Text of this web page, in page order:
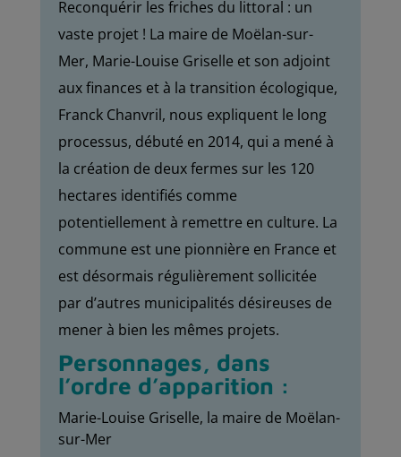
Reconquérir les friches du littoral : un
vaste projet ! La maire de Moëlan-sur-
Mer, Marie-Louise Griselle et son adjoint
aux finances et à la transition écologique,
Franck Chanvril, nous expliquent le long
processus, débuté en 2014, qui a mené à
la création de deux fermes sur les 120
hectares identifiés comme
potentiellement à remettre en culture. La
commune est une pionnière en France et
est désormais régulièrement sollicitée
par d’autres municipalités désireuses de
mener à bien les mêmes projets.
Personnages, dans
l’ordre d’apparition :
Marie-Louise Griselle, la maire de Moëlan-
sur-Mer